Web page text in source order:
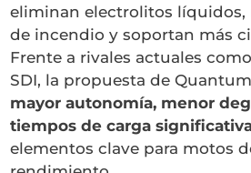
eliminan electrolitos líquidos,
de incendio y soportan más
Frente a rivales actuales
SDI, la propuesta de
mayor autonomía, menor
tiempos de carga
elementos clave para motos